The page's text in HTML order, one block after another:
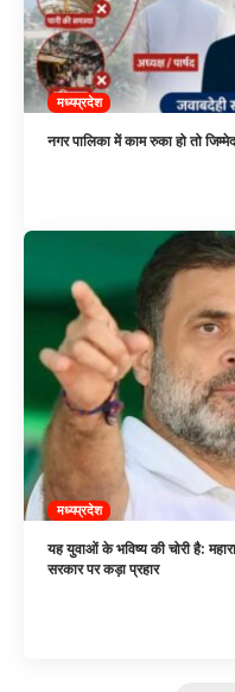
मध्यप्रदेश
नगर पालिका में काम रुका हो तो
मध्यप्रदेश
यह युवाओं के भविष्य की चोरी है:
सरकार पर कड़ा प्रहार